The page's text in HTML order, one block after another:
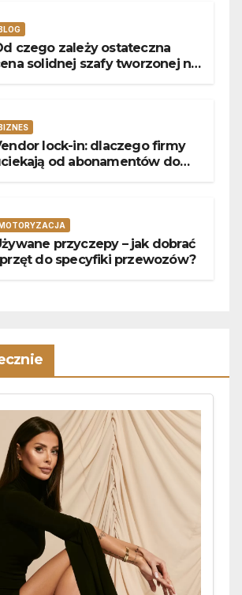
czego zależy ostateczna
solidnej szafy tworzonej na
lock-in: dlaczego firmy
od abonamentów do
przyczepy – jak dobrać
do specyfiki przewozów?